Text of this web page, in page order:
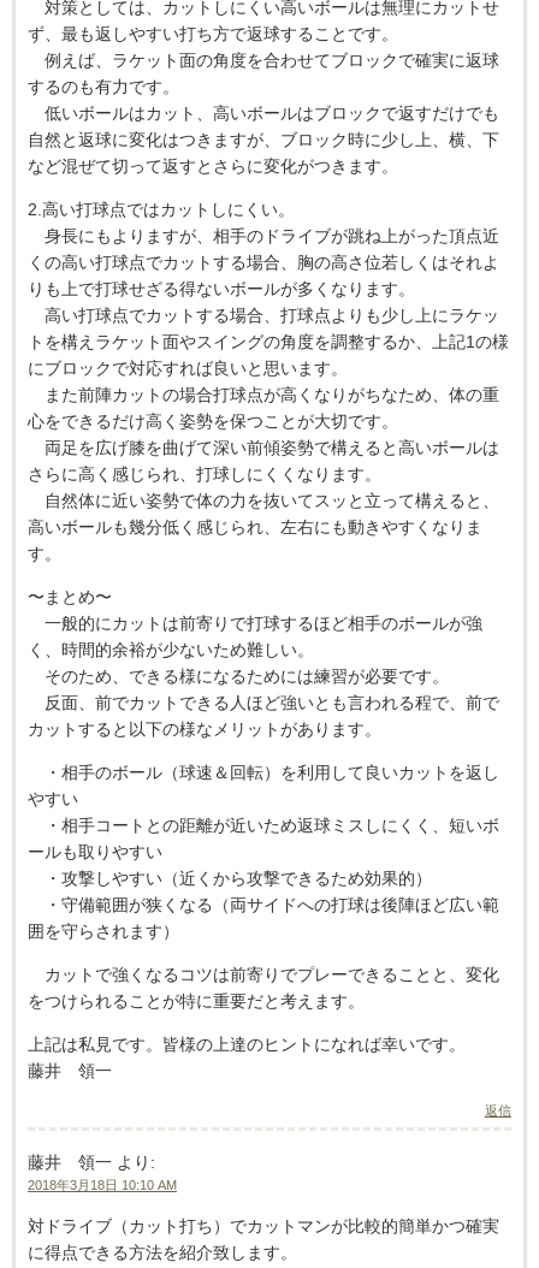
対策としては、カットしにくい高いボールは無理にカットせ
ず、最も返しやすい打ち方で返球することです。
例えば、ラケット面の角度を合わせてブロックで確実に返球
するのも有力です。
低いボールはカット、高いボールはブロックで返すだけでも
自然と返球に変化はつきますが、ブロック時に少し上、横、下
など混ぜて切って返すとさらに変化がつきます。
2.高い打球点ではカットしにくい。
身長にもよりますが、相手のドライブが跳ね上がった頂点近
くの高い打球点でカットする場合、胸の高さ位若しくはそれよ
りも上で打球せざる得ないボールが多くなります。
高い打球点でカットする場合、打球点よりも少し上にラケッ
トを構えラケット面やスイングの角度を調整するか、上記1の様
にブロックで対応すれば良いと思います。
また前陣カットの場合打球点が高くなりがちなため、体の重
心をできるだけ高く姿勢を保つことが大切です。
両足を広げ膝を曲げて深い前傾姿勢で構えると高いボールは
さらに高く感じられ、打球しにくくなります。
自然体に近い姿勢で体の力を抜いてスッと立って構えると、
高いボールも幾分低く感じられ、左右にも動きやすくなりま
す。
〜まとめ〜
一般的にカットは前寄りで打球するほど相手のボールが強
く、時間的余裕が少ないため難しい。
そのため、できる様になるためには練習が必要です。
反面、前でカットできる人ほど強いとも言われる程で、前で
カットすると以下の様なメリットがあります。
・相手のボール（球速＆回転）を利用して良いカットを返し
やすい
・相手コートとの距離が近いため返球ミスしにくく、短いボ
ールも取りやすい
・攻撃しやすい（近くから攻撃できるため効果的）
・守備範囲が狭くなる（両サイドへの打球は後陣ほど広い範
囲を守らされます）
カットで強くなるコツは前寄りでプレーできることと、変化
をつけられることが特に重要だと考えます。
上記は私見です。皆様の上達のヒントになれば幸いです。
藤井 領一
返信
藤井 領一 より:
2018年3月18日 10:10 AM
対ドライブ（カット打ち）でカットマンが比較的簡単かつ確実
に得点できる方法を紹介致します。